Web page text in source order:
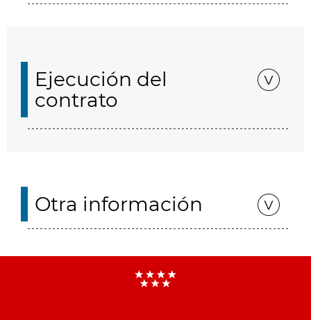
Ejecución del
contrato
Otra información